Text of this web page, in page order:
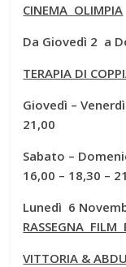
CINEMA OLIMPIA
Da Giovedì 2 a
TERAPIA DI
Sabato
16,00 – 18,30 –
Lunedì
RASSEGNA FILM
VITTORIA &